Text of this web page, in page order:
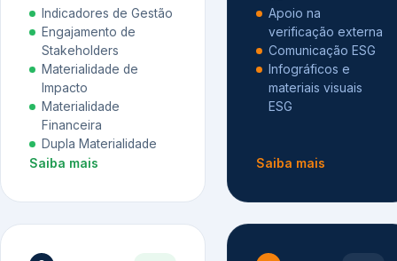
Indicadores de Gestão
Engajamento de
Stakeholders
Materialidade de
Impacto
Materialidade
Financeira
Dupla Materialidade
Saiba mais
Apoio na
verificação externa
Comunicação ESG
Infográficos e
materiais visuais
ESG
Saiba mais